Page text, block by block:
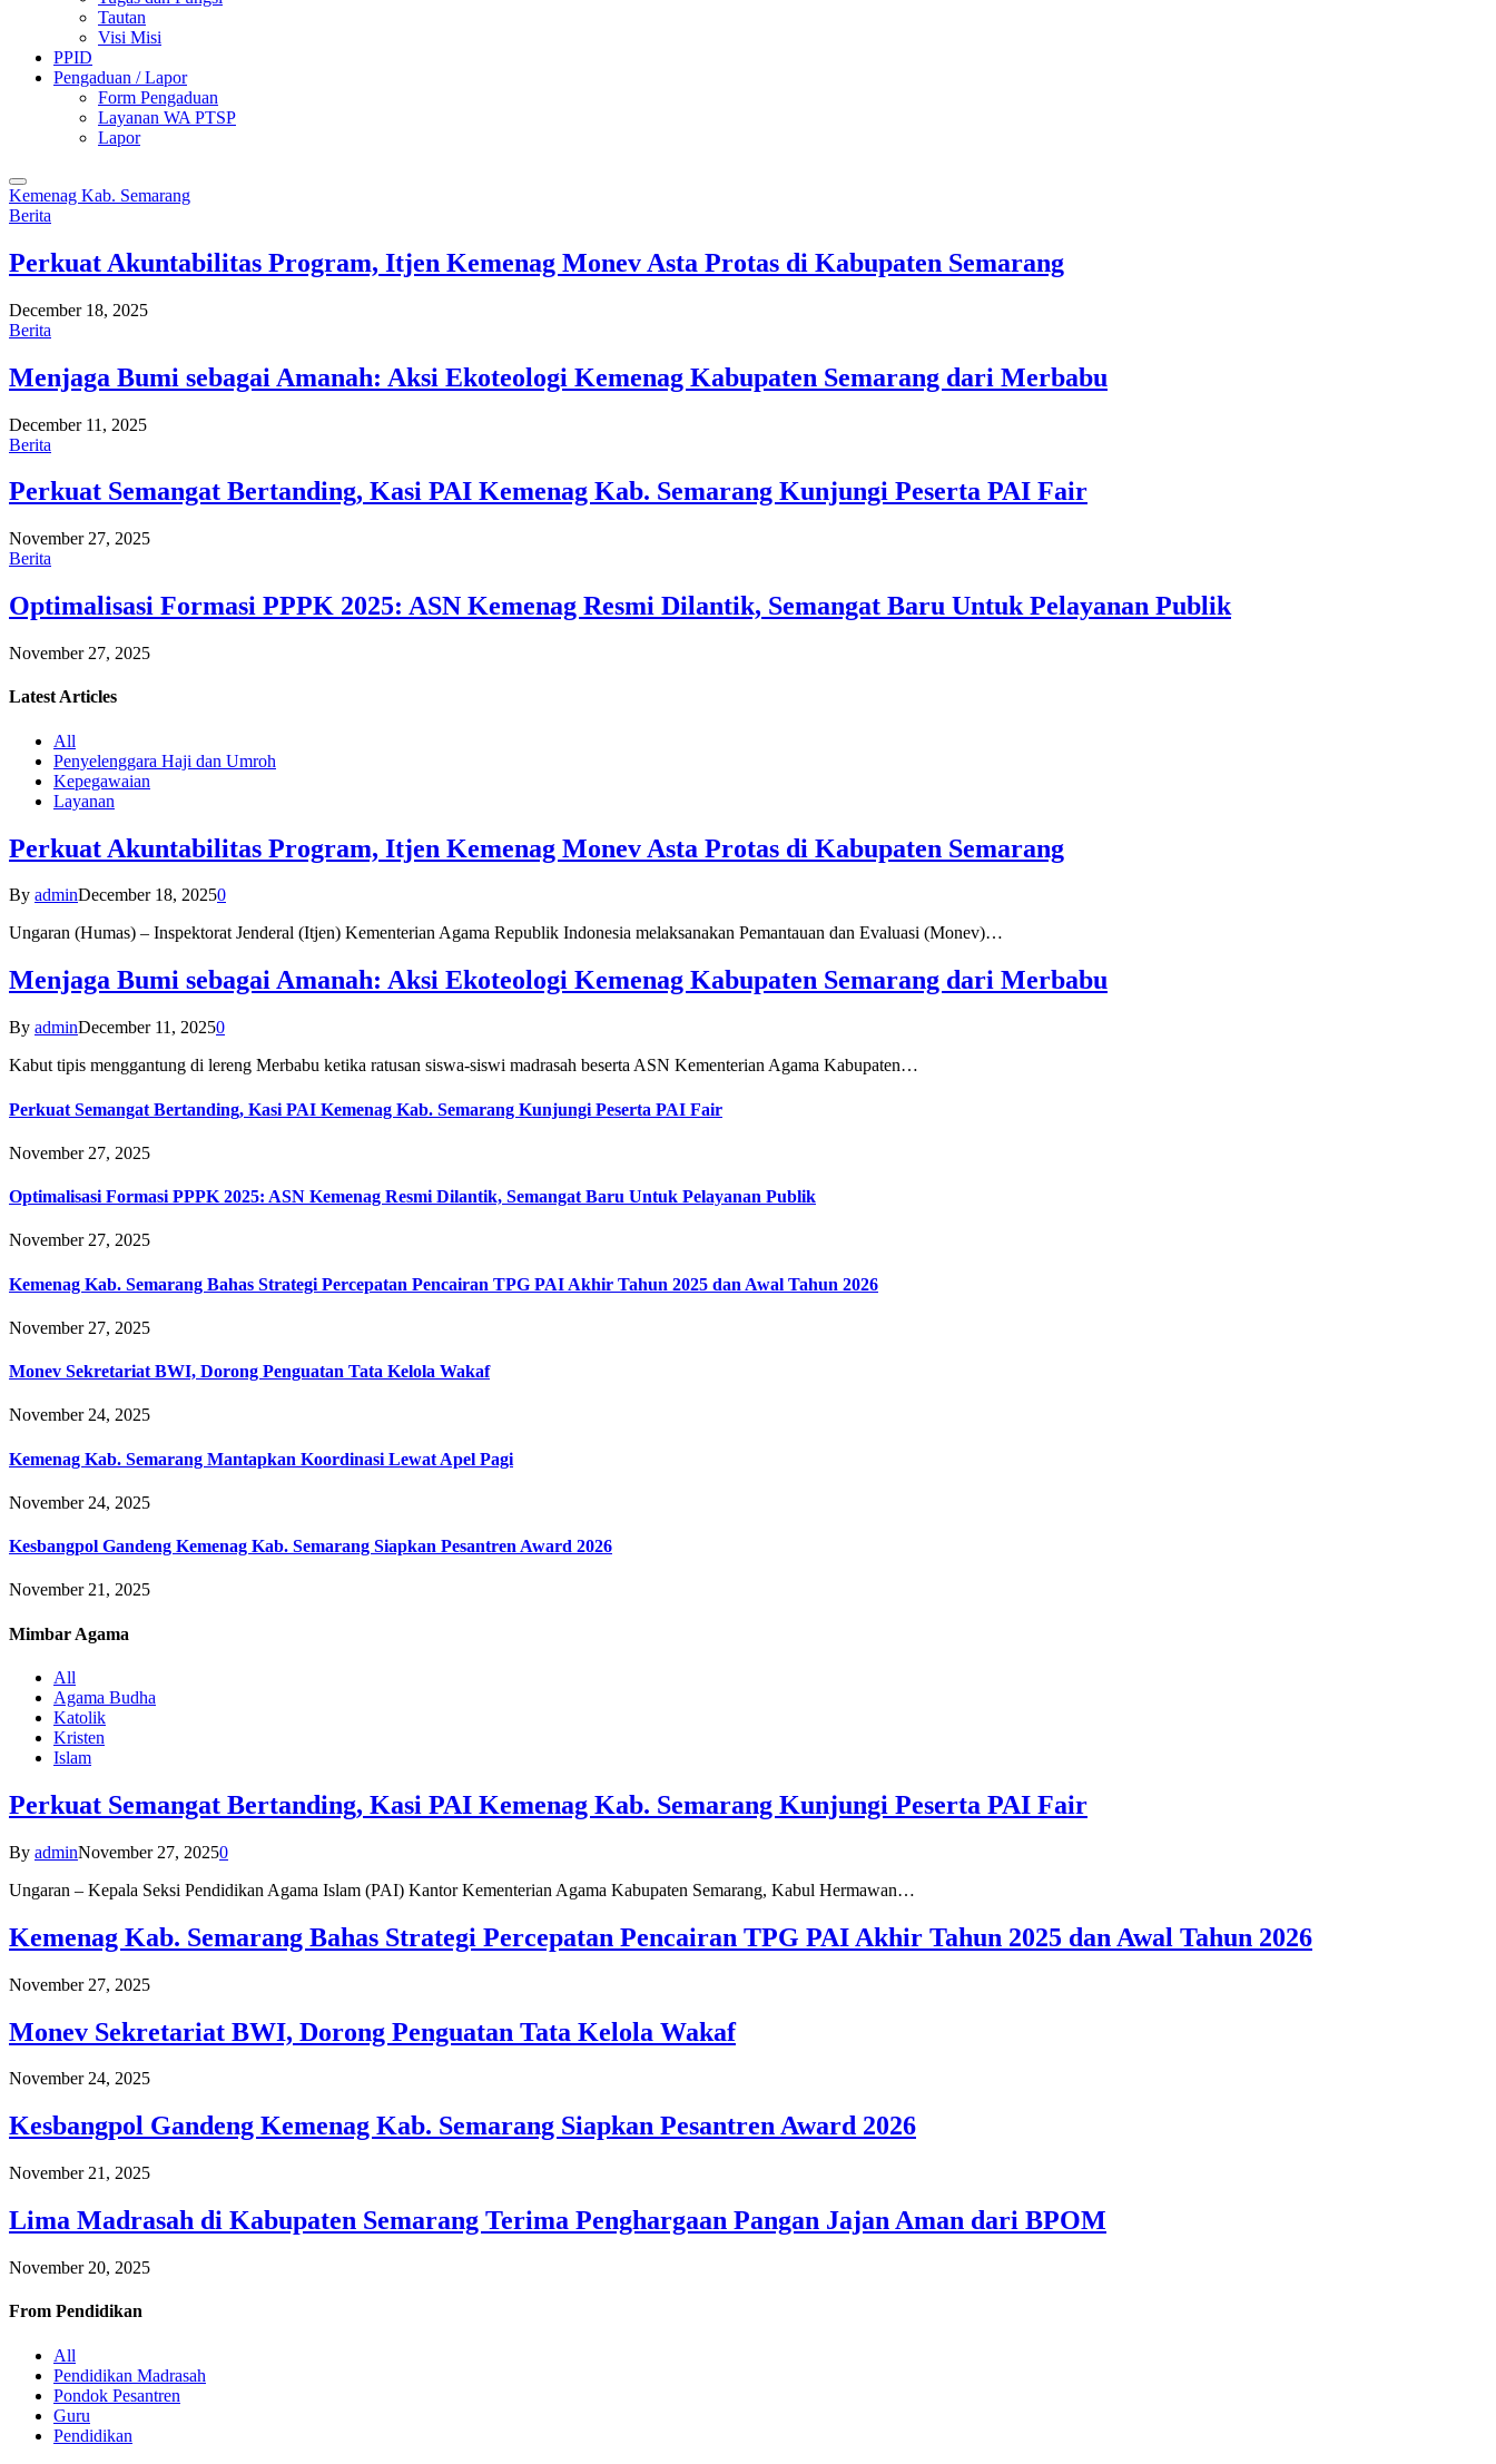
Tautan
Visi Misi
PPID
Pengaduan / Lapor
Form Pengaduan
Layanan WA PTSP
Lapor
Kemenag Kab. Semarang
Berita
Perkuat Akuntabilitas Program, Itjen Kemenag Monev Asta Protas di Kabupaten Semarang
December 18, 2025
Berita
Menjaga Bumi sebagai Amanah: Aksi Ekoteologi Kemenag Kabupaten Semarang dari Merbabu
December 11, 2025
Berita
Perkuat Semangat Bertanding, Kasi PAI Kemenag Kab. Semarang Kunjungi Peserta PAI Fair
November 27, 2025
Berita
Optimalisasi Formasi PPPK 2025: ASN Kemenag Resmi Dilantik, Semangat Baru Untuk Pelayanan Publik
November 27, 2025
Latest Articles
All
Penyelenggara Haji dan Umroh
Kepegawaian
Layanan
Perkuat Akuntabilitas Program, Itjen Kemenag Monev Asta Protas di Kabupaten Semarang
By adminDecember 18, 20250
Ungaran (Humas) – Inspektorat Jenderal (Itjen) Kementerian Agama Republik Indonesia melaksanakan Pemantauan dan Evaluasi (Monev)…
Menjaga Bumi sebagai Amanah: Aksi Ekoteologi Kemenag Kabupaten Semarang dari Merbabu
By adminDecember 11, 20250
Kabut tipis menggantung di lereng Merbabu ketika ratusan siswa-siswi madrasah beserta ASN Kementerian Agama Kabupaten…
Perkuat Semangat Bertanding, Kasi PAI Kemenag Kab. Semarang Kunjungi Peserta PAI Fair
November 27, 2025
Optimalisasi Formasi PPPK 2025: ASN Kemenag Resmi Dilantik, Semangat Baru Untuk Pelayanan Publik
November 27, 2025
Kemenag Kab. Semarang Bahas Strategi Percepatan Pencairan TPG PAI Akhir Tahun 2025 dan Awal Tahun 2026
November 27, 2025
Monev Sekretariat BWI, Dorong Penguatan Tata Kelola Wakaf
November 24, 2025
Kemenag Kab. Semarang Mantapkan Koordinasi Lewat Apel Pagi
November 24, 2025
Kesbangpol Gandeng Kemenag Kab. Semarang Siapkan Pesantren Award 2026
November 21, 2025
Mimbar Agama
All
Agama Budha
Katolik
Kristen
Islam
Perkuat Semangat Bertanding, Kasi PAI Kemenag Kab. Semarang Kunjungi Peserta PAI Fair
By adminNovember 27, 20250
Ungaran – Kepala Seksi Pendidikan Agama Islam (PAI) Kantor Kementerian Agama Kabupaten Semarang, Kabul Hermawan…
Kemenag Kab. Semarang Bahas Strategi Percepatan Pencairan TPG PAI Akhir Tahun 2025 dan Awal Tahun 2026
November 27, 2025
Monev Sekretariat BWI, Dorong Penguatan Tata Kelola Wakaf
November 24, 2025
Kesbangpol Gandeng Kemenag Kab. Semarang Siapkan Pesantren Award 2026
November 21, 2025
Lima Madrasah di Kabupaten Semarang Terima Penghargaan Pangan Jajan Aman dari BPOM
November 20, 2025
From Pendidikan
All
Pendidikan Madrasah
Pondok Pesantren
Guru
Pendidikan